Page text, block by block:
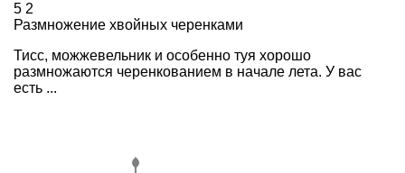
5 2
Размножение хвойных черенками
Тисс, можжевельник и особенно туя хорошо
размножаются черенкованием в начале лета. У вас
есть ...